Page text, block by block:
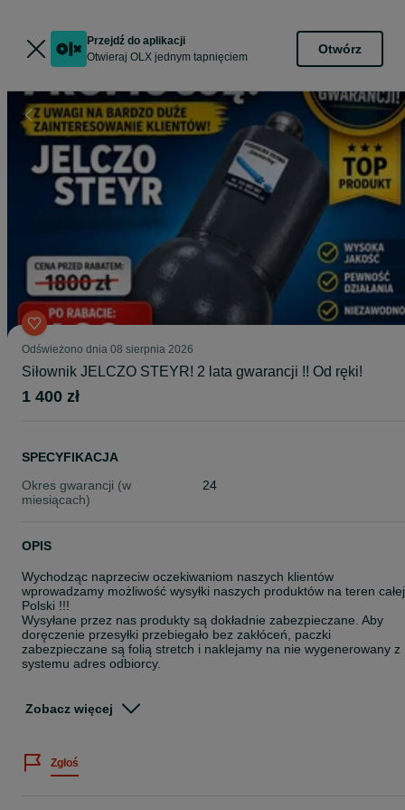
Przejdź do aplikacji
Otwieraj OLX jednym tapnięciem
Otwórz
Odświeżono dnia 08 sierpnia 2026
Siłownik JELCZO STEYR! 2 lata gwarancji !! Od ręki!
1 400 zł
SPECYFIKACJA
Okres gwarancji (w
miesiącach)
24
OPIS
Wychodząc naprzeciw oczekiwaniom naszych klientów
wprowadzamy możliwość wysyłki naszych produktów na teren całej
Polski !!!
Wysyłane przez nas produkty są dokładnie zabezpieczane. Aby
doręczenie przesyłki przebiegało bez zakłóceń, paczki
zabezpieczane są folią stretch i naklejamy na nie wygenerowany z
systemu adres odbiorcy.
hydraulicznych uzyskujemy poprzez stosowanie najwyższej jakości
naszych siłowników hydraulicznych potwierdza 2 letnia gwarancja
na wykonaną usługę.
Zobacz więcej
Zgłoś